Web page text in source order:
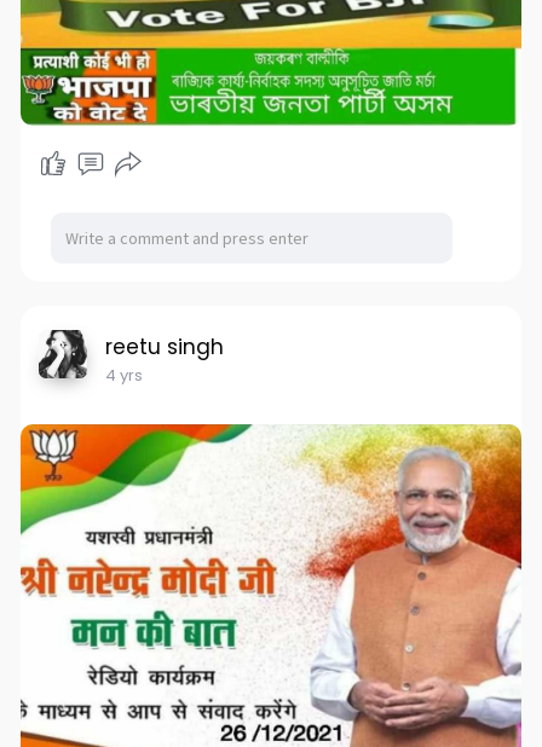
reetu singh
4 yrs